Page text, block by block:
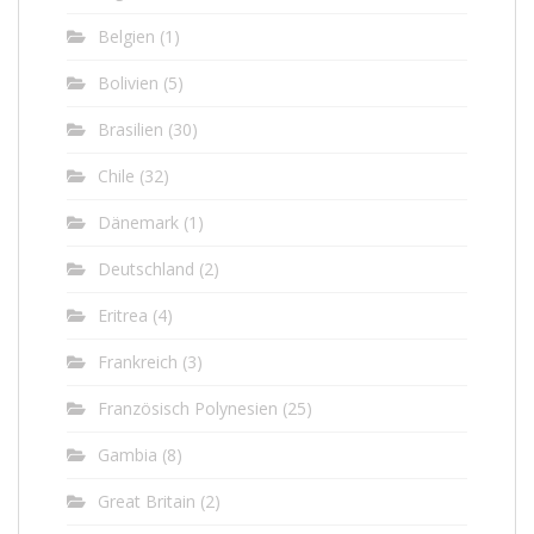
Belgien (1)
Bolivien (5)
Brasilien (30)
Chile (32)
Dänemark (1)
Deutschland (2)
Eritrea (4)
Frankreich (3)
Französisch Polynesien (25)
Gambia (8)
Great Britain (2)